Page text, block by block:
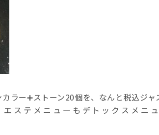
ラー➕ストーン20個を、なんと税込ジ
テメニューもデトックスメニュ